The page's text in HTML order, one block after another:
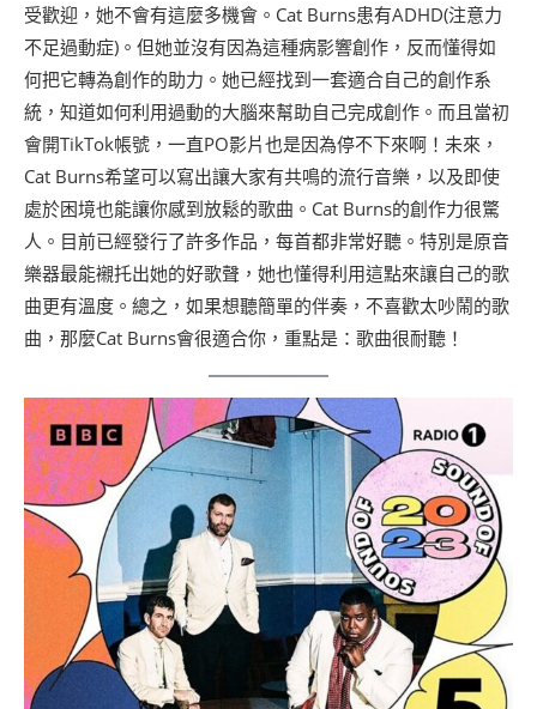
受歡迎，她不會有這麼多機會。Cat Burns患有ADHD(注意力
不足過動症)。但她並沒有因為這種病影響創作，反而懂得如
何把它轉為創作的助力。她已經找到一套適合自己的創作系
統，知道如何利用過動的大腦來幫助自己完成創作。而且當初
會開TikTok帳號，一直PO影片也是因為停不下來啊！未來，
Cat Burns希望可以寫出讓大家有共鳴的流行音樂，以及即使
處於困境也能讓你感到放鬆的歌曲。Cat Burns的創作力很驚
人。目前已經發行了許多作品，每首都非常好聽。特別是原音
樂器最能襯托出她的好歌聲，她也懂得利用這點來讓自己的歌
曲更有溫度。總之，如果想聽簡單的伴奏，不喜歡太吵鬧的歌
曲，那麼Cat Burns會很適合你，重點是：歌曲很耐聽！